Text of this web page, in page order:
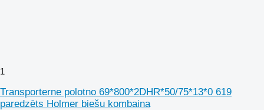
1
Transporterne polotno 69*800*2DHR*50/75*13*0 619
paredzēts Holmer biešu kombaina